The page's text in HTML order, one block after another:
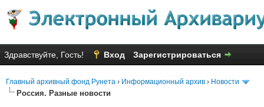
Здравствуйте, Гость! Вход Зарегистрироваться
Главный архивный фонд Рунета › Информационный архив › Новости
Россия. Разные новости